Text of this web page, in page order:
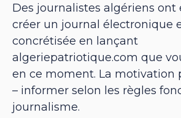
Des journalistes algériens ont
créer un journal électronique
concrétisée en lançant
algeriepatriotique.com que
en ce moment. La motivation
– informer selon les règles
journalisme.